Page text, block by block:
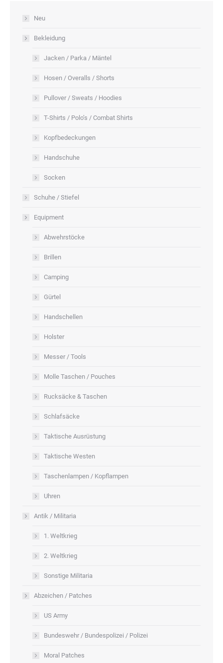
Neu
Bekleidung
Jacken / Parka / Mäntel
Hosen / Overalls / Shorts
Pullover / Sweats / Hoodies
T-Shirts / Polo’s / Combat Shirts
Kopfbedeckungen
Handschuhe
Socken
Schuhe / Stiefel
Equipment
Abwehrstöcke
Brillen
Camping
Gürtel
Handschellen
Holster
Messer / Tools
Molle Taschen / Pouches
Rucksäcke & Taschen
Schlafsäcke
Taktische Ausrüstung
Taktische Westen
Taschenlampen / Kopflampen
Uhren
Antik / Militaria
1. Weltkrieg
2. Weltkrieg
Sonstige Militaria
Abzeichen / Patches
US Army
Bundeswehr / Bundespolizei / Polizei
Moral Patches